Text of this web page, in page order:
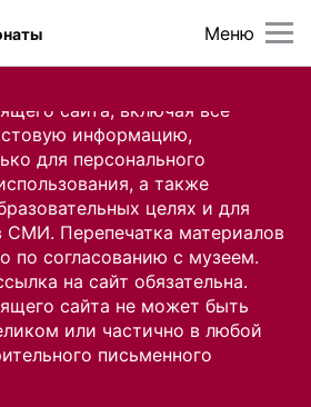
сайта, включая все
информацию,
для персонального
а также
целях и для
СМИ. Перепечатка материалов
по согласованию с музеем.
на сайт обязательна.
сайта не может быть
или частично в любой
письменного
Меню